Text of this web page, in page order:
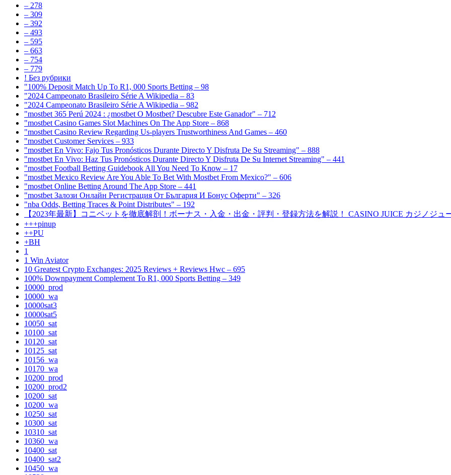
– 278
– 309
– 392
– 493
– 595
– 663
– 754
– 779
! Без рубрики
"100% Deposit Match Up To R1, 000 Sports Betting – 98
"2024 Campeonato Brasileiro Série A Wikipedia – 83
"2024 Campeonato Brasileiro Série A Wikipedia – 982
"mostbet 365 Perú 2024 ️: ¿mostbet O Mostbet? Descubre Este Ganador" – 712
"‎mostbet Casino Games Slot Machines On The App Store – 868
"mostbet Casino Review Regarding Us-players Trustworthiness And Games – 460
"mostbet Customer Services – 933
"mostbet En Vivo: Fajo Tus Pronósticos Durante Directo Y Disfruta De Su Streaming" – 888
"mostbet En Vivo: Haz Tus Pronósticos Durante Directo Y Disfruta De Su Internet Streaming" – 441
"mostbet Football Betting Guidebook All You Need To Know – 17
"mostbet Mexico Review Are You Able To Bet With Mostbet From Mexico?" – 606
"‎mostbet Online Betting Around The App Store – 441
"mostbet Залози Онлайн Регистрация От България И Бонус Оферти" – 326
"nba Odds, Betting Traces & Point Distributes" – 192
【2023年最新】コニベットを徹底解剖！ボーナス・入金・出金・評判・登録方法を解説！ CASINO JUICE カジノジュ
+++pinup
++PU
+BH
1
1 Win Aviator
10 Greatest Crypto Exchanges: 2025 Reviews + Reviews Hwc – 695
100% Downpayment Complement To R1, 000 Sports Betting – 349
10000_prod
10000_wa
10000sat3
10000sat5
10050_sat
10100_sat
10120_sat
10125_sat
10156_wa
10170_wa
10200_prod
10200_prod2
10200_sat
10200_wa
10250_sat
10300_sat
10310_sat
10360_wa
10400_sat
10400_sat2
10450_wa